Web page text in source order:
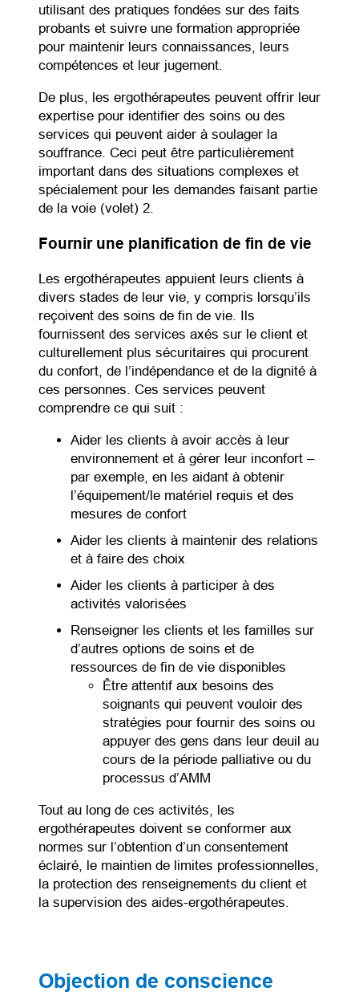
utilisant des pratiques fondées sur des faits
probants et suivre une formation appropriée
pour maintenir leurs connaissances, leurs
compétences et leur jugement.
De plus, les ergothérapeutes peuvent offrir leur
expertise pour identifier des soins ou des
services qui peuvent aider à soulager la
souffrance. Ceci peut être particulièrement
important dans des situations complexes et
spécialement pour les demandes faisant partie
de la voie (volet) 2.
Fournir une planification de fin de vie
Les ergothérapeutes appuient leurs clients à
divers stades de leur vie, y compris lorsqu’ils
reçoivent des soins de fin de vie. Ils
fournissent des services axés sur le client et
culturellement plus sécuritaires qui procurent
du confort, de l’indépendance et de la dignité à
ces personnes. Ces services peuvent
comprendre ce qui suit :
Aider les clients à avoir accès à leur
environnement et à gérer leur inconfort –
par exemple, en les aidant à obtenir
l’équipement/le matériel requis et des
mesures de confort
Aider les clients à maintenir des relations
et à faire des choix
Aider les clients à participer à des
activités valorisées
Renseigner les clients et les familles sur
d’autres options de soins et de
ressources de fin de vie disponibles
Être attentif aux besoins des
soignants qui peuvent vouloir des
stratégies pour fournir des soins ou
appuyer des gens dans leur deuil au
cours de la période palliative ou du
processus d’AMM
Tout au long de ces activités, les
ergothérapeutes doivent se conformer aux
normes sur l’obtention d’un consentement
éclairé, le maintien de limites professionnelles,
la protection des renseignements du client et
la supervision des aides-ergothérapeutes.
Objection de conscience